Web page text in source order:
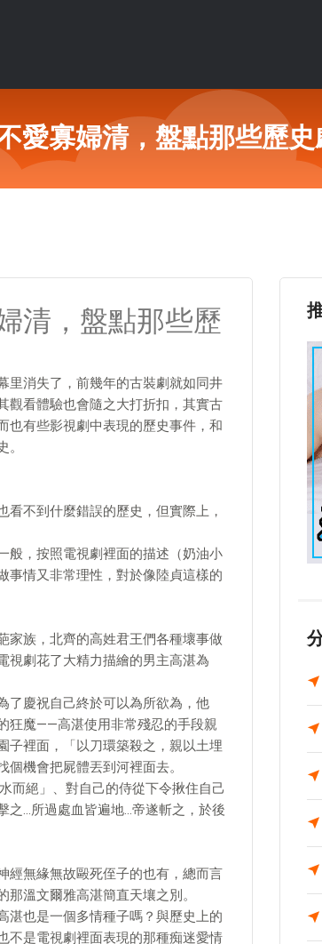
愛寡婦清，盤點那些歷
清，盤點那些歷
里消失了，前幾年的古裝劇就如同井
觀看體驗也會隨之大打折扣，其實古
也有些影視劇中表現的歷史事件，和
不到什麼錯誤的歷史，但實際上，
般，按照電視劇裡面的描述（奶油小
事情又非常理性，對於像陸貞這樣的
家族，北齊的高姓君王們各種壞事做
視劇花了大精力描繪的男主高湛為
了慶祝自己終於可以為所欲為，他
狂魔——高湛使用非常殘忍的手段親
子裡面，「以刀環築殺之，親以土埋
機會把屍體丟到河裡面去。
而絕」、對自己的侍從下令揪住自己
之…所過處血皆遍地…帝遂斬之，於後
經無緣無故毆死侄子的也有，總而言
溫文爾雅高湛簡直天壤之別。
湛也是一個多情種子嗎？與歷史上的
不是電視劇裡面表現的那種痴迷愛情